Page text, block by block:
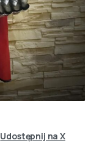
Udostępnij na X